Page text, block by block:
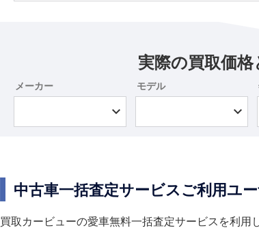
実際の買取価格
メーカー モデル
中古車一括査定サービスご利用ユ
買取カービューの愛車無料一括査定サービスを利